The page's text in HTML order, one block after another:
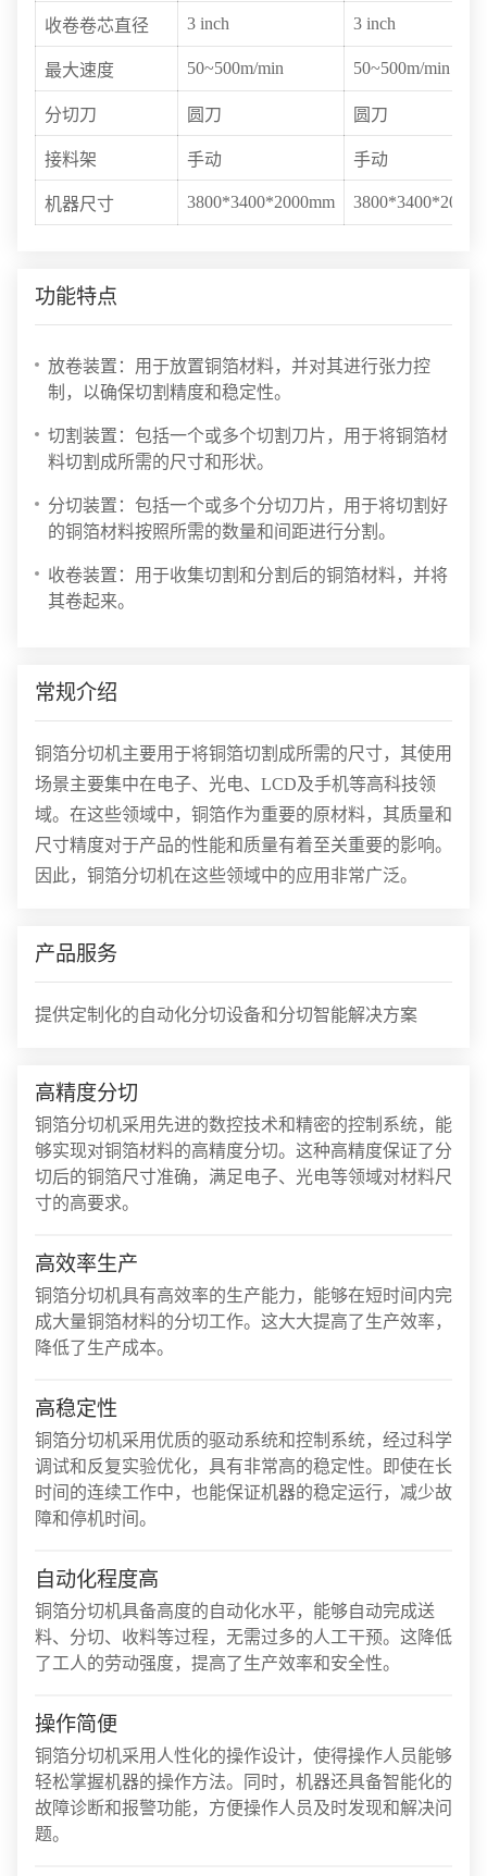
收卷卷芯直径 3 inch 3 inch
最大速度 50~500m/min 50~500m/min
分切刀 圆刀 圆刀
接料架 手动 手动
机器尺寸 3800*3400*2000mm
功能特点
放卷装置：用于放置铜箔材料，并对其进行张力控
制，以确保切割精度和稳定性。
切割装置：包括一个或多个切割刀片，用于将铜箔材
料切割成所需的尺寸和形状。
分切装置：包括一个或多个分切刀片，用于将切割好
的铜箔材料按照所需的数量和间距进行分割。
收卷装置：用于收集切割和分割后的铜箔材料，并将
其卷起来。
常规介绍
铜箔分切机主要用于将铜箔切割成所需的尺寸，其使用
场景主要集中在电子、光电、LCD及手机等高科技领
域。在这些领域中，铜箔作为重要的原材料，其质量和
尺寸精度对于产品的性能和质量有着至关重要的影响。
因此，铜箔分切机在这些领域中的应用非常广泛。
产品服务
提供定制化的自动化分切设备和分切智能解决方案
高精度分切
铜箔分切机采用先进的数控技术和精密的控制系统，能
够实现对铜箔材料的高精度分切。这种高精度保证了分
切后的铜箔尺寸准确，满足电子、光电等领域对材料尺
寸的高要求。
高效率生产
铜箔分切机具有高效率的生产能力，能够在短时间内完
成大量铜箔材料的分切工作。这大大提高了生产效率，
降低了生产成本。
高稳定性
铜箔分切机采用优质的驱动系统和控制系统，经过科学
调试和反复实验优化，具有非常高的稳定性。即使在长
时间的连续工作中，也能保证机器的稳定运行，减少故
障和停机时间。
自动化程度高
铜箔分切机具备高度的自动化水平，能够自动完成送
料、分切、收料等过程，无需过多的人工干预。这降低
了工人的劳动强度，提高了生产效率和安全性。
操作简便
铜箔分切机采用人性化的操作设计，使得操作人员能够
轻松掌握机器的操作方法。同时，机器还具备智能化的
故障诊断和报警功能，方便操作人员及时发现和解决问
题。